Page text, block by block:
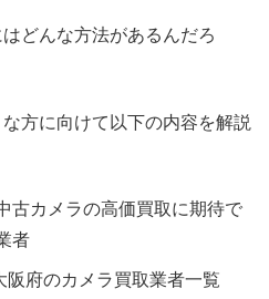
どんな方法があるんだろ
方に向けて以下の内容を解説
古カメラの高価買取に期待で
者
阪府のカメラ買取業者一覧